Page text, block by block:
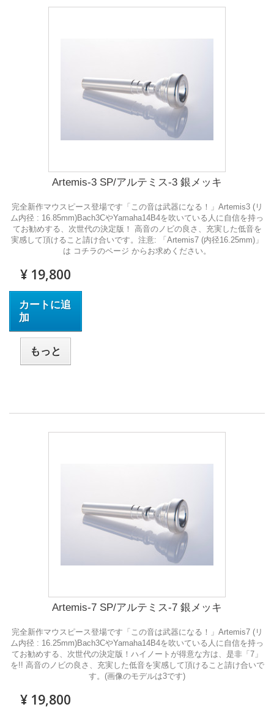
Artemis-3 SP/アルテミス-3 銀メッキ
完全新作マウスピース登場です「この音は武器になる！」Artemis3 (リ
ム内径 : 16.85mm)Bach3CやYamaha14B4を吹いている人に自信を持っ
てお勧めする、次世代の決定版！ 高音のノビの良さ、充実した低音を
実感して頂けること請け合いです。注意: 「Artemis7 (内径16.25mm)」
は コチラのページ からお求めください。
¥ 19,800
カートに追
加
もっと
Artemis-7 SP/アルテミス-7 銀メッキ
完全新作マウスピース登場です「この音は武器になる！」Artemis7 (リ
ム内径 : 16.25mm)Bach3CやYamaha14B4を吹いている人に自信を持っ
てお勧めする、次世代の決定版！ハイノートが得意な方は、是非「7」
を!! 高音のノビの良さ、充実した低音を実感して頂けること請け合いで
す。(画像のモデルは3です)
¥ 19,800